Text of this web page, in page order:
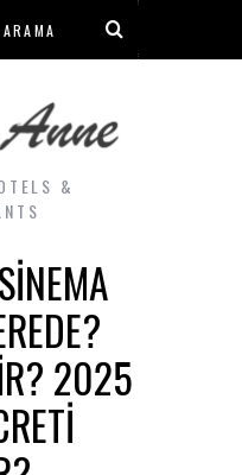
&
2025